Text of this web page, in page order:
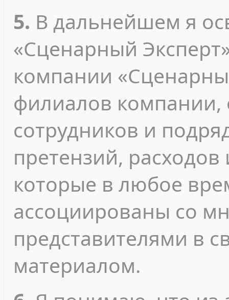
5. В дальнейшем я
«Сценарный
компании
филиалов компании,
сотрудников и
претензий, расходов
которые в любое
ассоциированы со
представителями в
материалом.